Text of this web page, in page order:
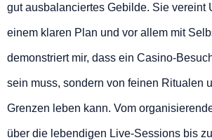
gut ausbalanciertes Gebilde. Sie vereint
einem klaren Plan und vor allem mit
demonstriert mir, dass ein Casino-
sein muss, sondern von feinen Ritualen
Grenzen leben kann. Vom
über die lebendigen Live-Sessions bis